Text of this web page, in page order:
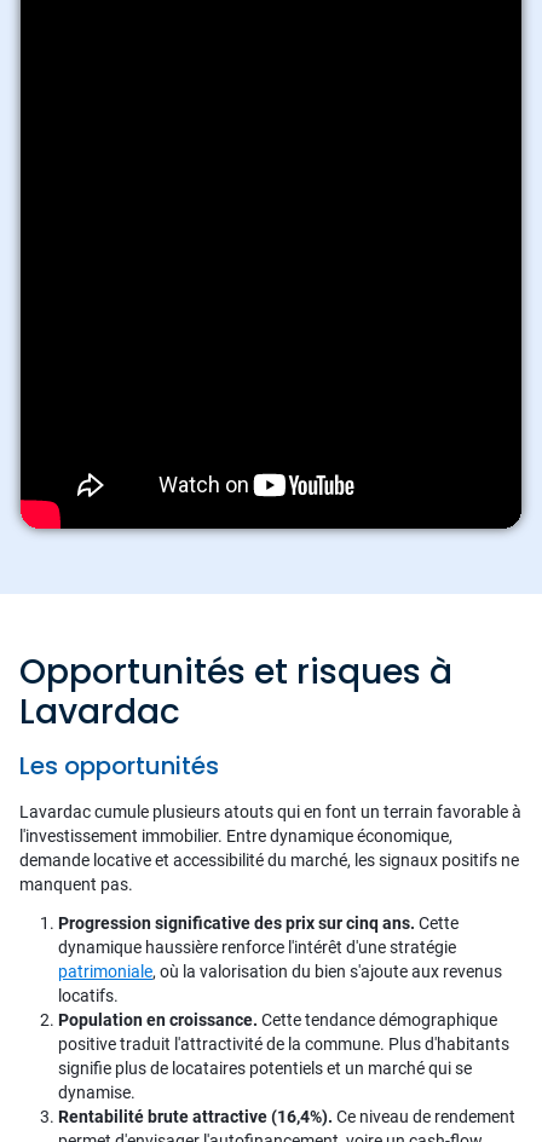
Opportunités et risques à
Lavardac
Les opportunités
Lavardac cumule plusieurs atouts qui en font un terrain favorable à
l'investissement immobilier. Entre dynamique économique,
demande locative et accessibilité du marché, les signaux positifs ne
manquent pas.
Progression significative des prix sur cinq ans. Cette
dynamique haussière renforce l'intérêt d'une stratégie
patrimoniale, où la valorisation du bien s'ajoute aux revenus
locatifs.
Population en croissance. Cette tendance démographique
positive traduit l'attractivité de la commune. Plus d'habitants
signifie plus de locataires potentiels et un marché qui se
dynamise.
Rentabilité brute attractive (16,4%). Ce niveau de rendement